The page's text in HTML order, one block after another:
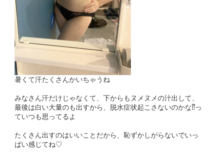
暑くて汗たくさんかいちゃうね
みなさん汗だけじゃなくて、下からもヌメヌメの汁出して、
最後は白い大量のも出すから、脱水症状起こさないのかな⁇っ
ていつも思ってるよ
たくさん出すのはいいことだから、恥ずかしがらないでいっ
ぱい感じてね♡